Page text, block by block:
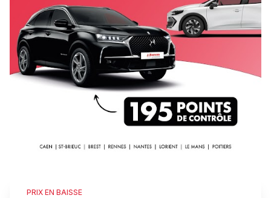
PRIX EN BAISSE
PEUGEOT 3008